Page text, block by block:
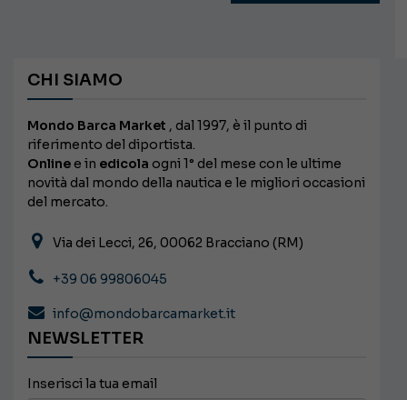
CHI SIAMO
Mondo Barca Market , dal 1997, è il punto di
riferimento del diportista.
Online e in edicola ogni 1° del mese con le ultime
novità dal mondo della nautica e le migliori occasioni
del mercato.
Via dei Lecci, 26, 00062 Bracciano (RM)
+39 06 99806045
info@mondobarcamarket.it
NEWSLETTER
Inserisci la tua email